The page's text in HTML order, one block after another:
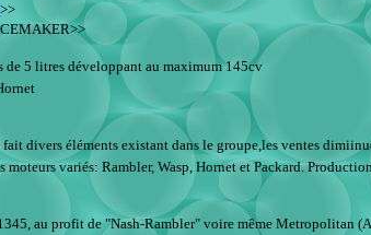
>>
de 5 litres développant au maximum 145cv
divers éléments existant dans le groupe,les ventes
variés: Rambler, Wasp, Hornet et Packard.
au profit de "Nash-Rambler" voire même Metropolitan